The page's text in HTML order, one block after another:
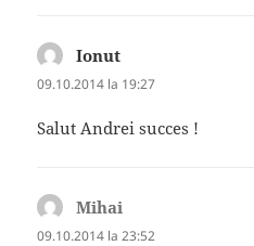
Ionut
09.10.2014 la 19:27
Salut Andrei succes !
Mihai
09.10.2014 la 23:52